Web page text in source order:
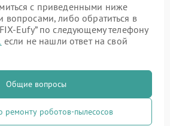
с приведенными ниже
вопросами, либо обратиться в
Eufy” по следующему телефону
если не нашли ответ на свой
Общие вопросы
ремонту роботов-пылесосов